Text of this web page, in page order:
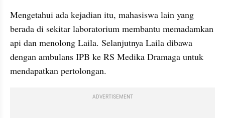
Mengetahui ada kejadian itu, mahasiswa lain yang
berada di sekitar laboratorium membantu memadamkan
api dan menolong Laila. Selanjutnya Laila dibawa
dengan ambulans IPB ke RS Medika Dramaga untuk
mendapatkan pertolongan.
ADVERTISEMENT